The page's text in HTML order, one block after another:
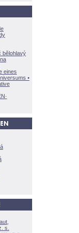
bělohlavý
eines
•
·
s.